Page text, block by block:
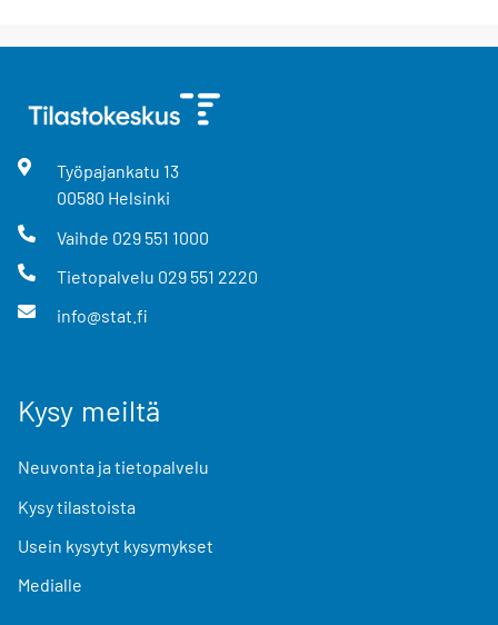
Työpajankatu 13
00580 Helsinki
Vaihde 029 551 1000
Tietopalvelu 029 551 2220
info@stat.fi
Kysy meiltä
Neuvonta ja tietopalvelu
Kysy tilastoista
Usein kysytyt kysymykset
Medialle